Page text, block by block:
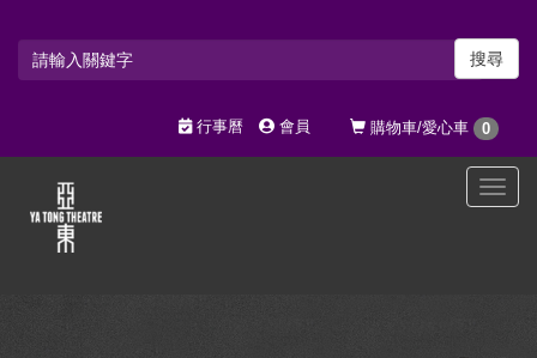
搜尋
購物車/愛心車 0
行事曆 會員
選